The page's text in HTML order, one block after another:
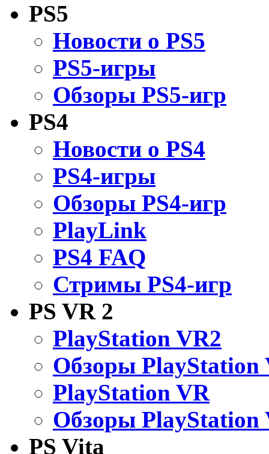
PS5
Новости о PS5
PS5-игры
Обзоры PS5-игр
PS4
Новости о PS4
PS4-игры
Обзоры PS4-игр
PlayLink
PS4 FAQ
Стримы PS4-игр
PS VR 2
PlayStation VR2
Обзоры PlayStation
PlayStation VR
Обзоры PlayStation
PS Vita